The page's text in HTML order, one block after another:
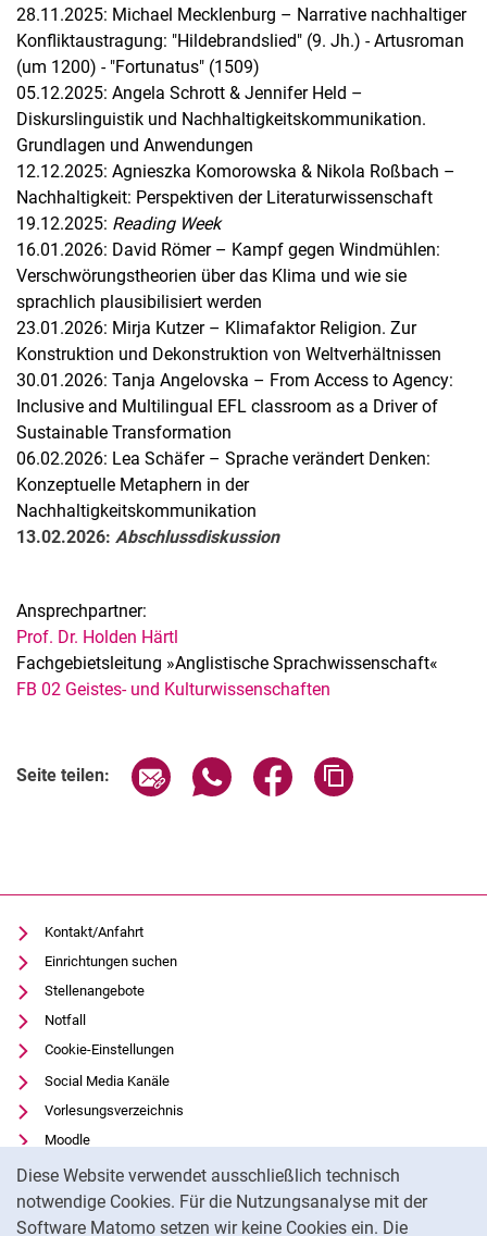
Diese Website verwendet ausschließlich technisch
notwendige Cookies. Für die Nutzungsanalyse mit der
Software Matomo setzen wir keine Cookies ein. Die
28.11.2025: Michael Mecklenburg – Narrative nachhaltiger
Konfliktaustragung: "Hildebrandslied" (9. Jh.) - Artusroman
(um 1200) - "Fortunatus" (1509)
05.12.2025: Angela Schrott & Jennifer Held –
Diskurslinguistik und Nachhaltigkeitskommunikation.
Grundlagen und Anwendungen
12.12.2025: Agnieszka Komorowska & Nikola Roßbach –
Nachhaltigkeit: Perspektiven der Literaturwissenschaft
19.12.2025: Reading Week
16.01.2026: David Römer – Kampf gegen Windmühlen:
Verschwörungstheorien über das Klima und wie sie
sprachlich plausibilisiert werden
23.01.2026: Mirja Kutzer – Klimafaktor Religion. Zur
Konstruktion und Dekonstruktion von Weltverhältnissen
30.01.2026: Tanja Angelovska – From Access to Agency:
Inclusive and Multilingual EFL classroom as a Driver of
Sustainable Transformation
06.02.2026: Lea Schäfer – Sprache verändert Denken:
Konzeptuelle Metaphern in der
Nachhaltigkeitskommunikation
13.02.2026: Abschlussdiskussion
Ansprechpartner:
Prof. Dr. Holden Härtl
Fachgebietsleitung »Anglistische Sprachwissenschaft«
FB 02 Geistes- und Kulturwissenschaften
Seite teilen: Seite über E-Mail teilen
Seite über WhatsApp teilen
Seite über Facebook
Kontakt/Anfahrt
Einrichtungen suchen
Stellenangebote
Notfall
Cookie-Einstellungen
Social Media Kanäle
Vorlesungsverzeichnis
Moodle
Panopto
Universitätsbibliothek
Datenschutz